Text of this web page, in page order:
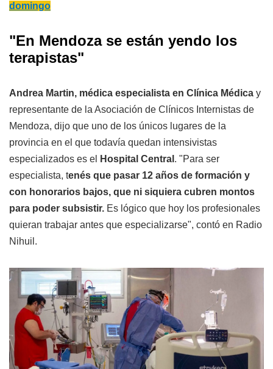
domingo
"En Mendoza se están yendo los
terapistas"
Andrea Martin, médica especialista en Clínica Médica y
representante de la Asociación de Clínicos Internistas de
Mendoza, dijo que uno de los únicos lugares de la
provincia en el que todavía quedan intensivistas
especializados es el
Hospital Central . "Para ser
especialista, tenés que pasar 12 años de formación y
con honorarios bajos, que ni siquiera cubren montos
para poder subsistir. Es lógico que hoy los profesionales
quieran trabajar antes que especializarse", contó en Radio
Nihuil.